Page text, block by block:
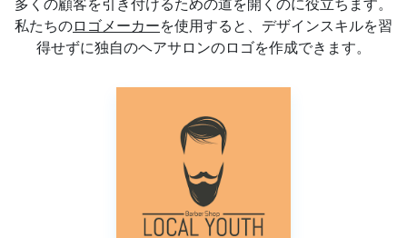
多くの顧客を引き付けるための道を開くのに役立ちます。
私たちのロゴメーカーを使用すると、デザインスキルを習
得せずに独自のヘアサロンのロゴを作成できます。